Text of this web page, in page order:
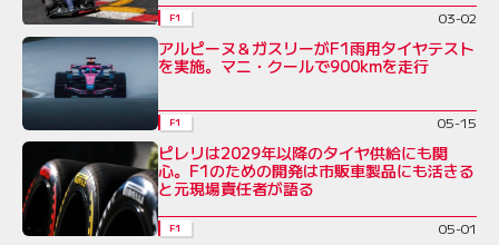
F1 03-02
アルピーヌ＆ガスリーがF1雨用タイヤテスト
を実施。マニ・クールで900kmを走行
F1 05-15
ピレリは2029年以降のタイヤ供給にも関
心。F1のための開発は市販車製品にも活きる
と元現場責任者が語る
F1 05-01